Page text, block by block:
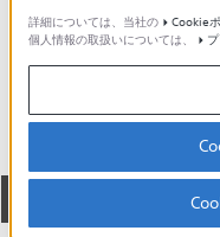
PVM-1741
ダウンロード
詳細については、当社の
Cookie
個人情報の取扱いについては、